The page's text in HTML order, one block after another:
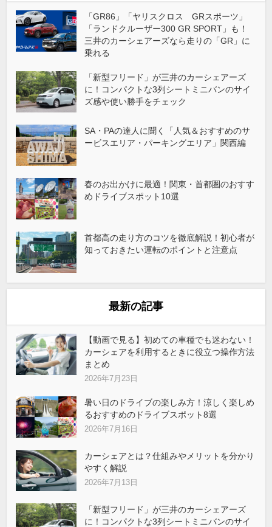
「GR86」「ヤリスクロス GRスポーツ」
「ランドクルーザー300 GR SPORT」も！
三井のカーシェアーズなら走りの「GR」に
乗れる
「新型フリード」が三井のカーシェアーズ
に！コンパクトな3列シートミニバンのサイ
ズ感や使い勝手をチェック
SA・PAの達人に聞く「人気＆おすすめのサ
ービスエリア・パーキングエリア」関西編
春のお出かけに最適！関東・首都圏のおすす
めドライブスポット10選
首都高の走り方のコツを徹底解説！初心者が
知っておきたい運転のポイントと注意点
最新の記事
【動画で見る】初めての車種でも迷わない！
カーシェアを利用するときに役立つ操作方法
まとめ
2026年7月23日
暑い日のドライブの楽しみ方！涼しく楽しめ
るおすすめのドライブスポット8選
2026年7月16日
カーシェアとは？仕組みやメリットを分かり
やすく解説
2026年7月13日
「新型フリード」が三井のカーシェアーズ
に！コンパクトな3列シートミニバンのサイ